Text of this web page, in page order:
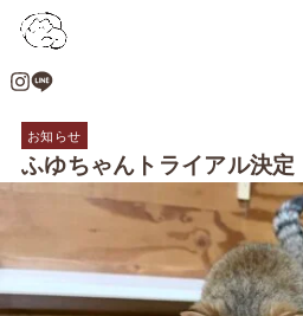
お知らせ
ふゆちゃんトライアル決定